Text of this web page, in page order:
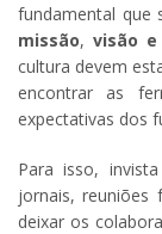
fundamental que
missão,visão
cultura devem
encontrar as
expectativas dos
Para isso,
jornais,
deixar os